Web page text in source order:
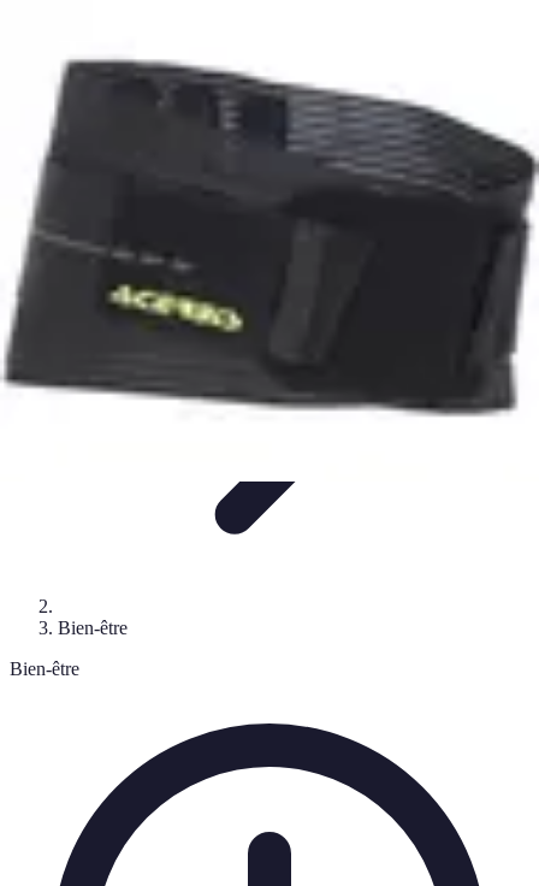
MénageOrganisationProductivité
Bien-être
Bien-être